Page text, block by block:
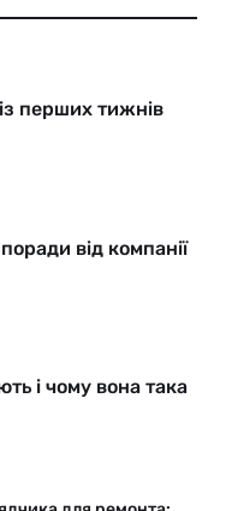
перших тижнів
від компанії
і чому вона така